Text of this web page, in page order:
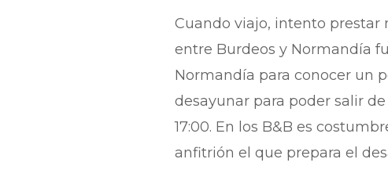
Cuando viajo, intento prestar
entre Burdeos y Normandía
Normandía para conocer un
desayunar para poder salir
17:00. En los B&B es
anfitrión el que prepara el